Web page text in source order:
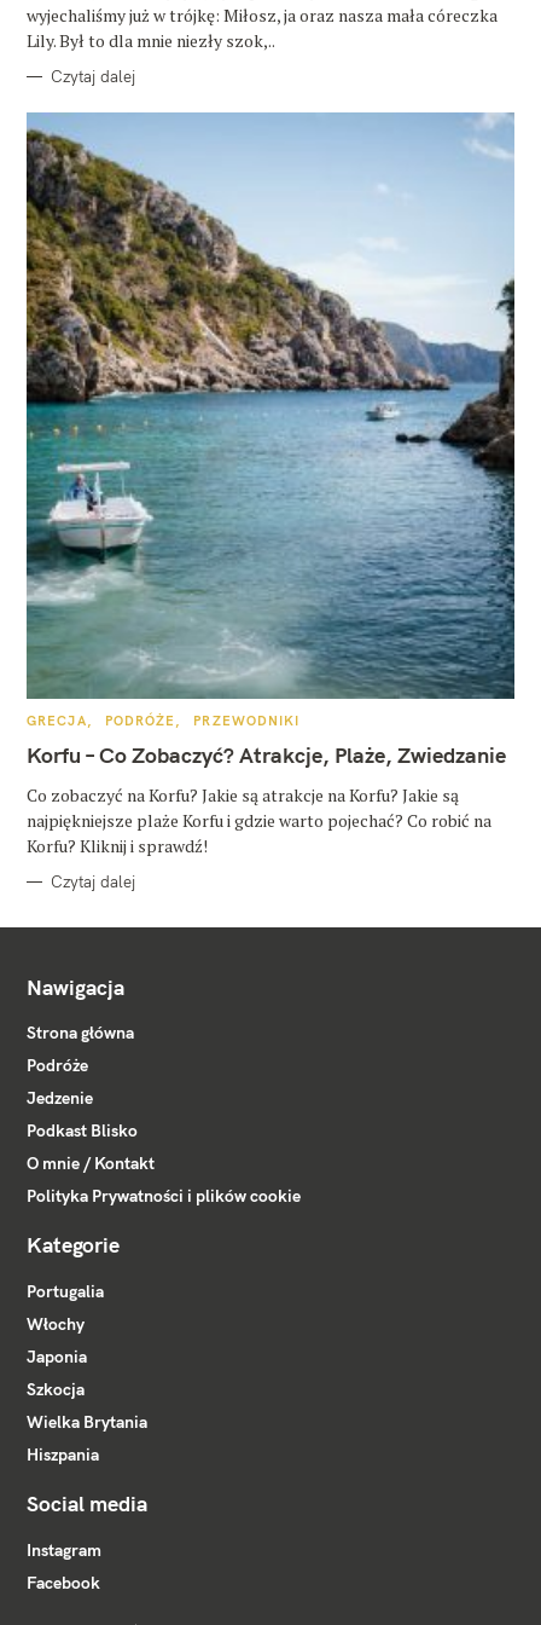
wyjechaliśmy już w trójkę: Miłosz, ja oraz nasza mała córeczka
Lily. Był to dla mnie niezły szok,..
Czytaj dalej
K
T
E
O
R
I
GRECJA PODRÓŻE PRZEWODNIKI
Korfu – Co Zobaczyć? Atrakcje, Plaże, Zwiedzanie
Co zobaczyć na Korfu? Jakie są atrakcje na Korfu? Jakie są
najpiękniejsze plaże Korfu i gdzie warto pojechać? Co robić na
Korfu? Kliknij i sprawdź!
Czytaj dalej
Nawigacja
Strona główna
Podróże
Jedzenie
Podkast Blisko
O mnie / Kontakt
Polityka Prywatności i plików cookie
Kategorie
Portugalia
Włochy
Japonia
Szkocja
Wielka Brytania
Hiszpania
Social media
Instagram
Facebook